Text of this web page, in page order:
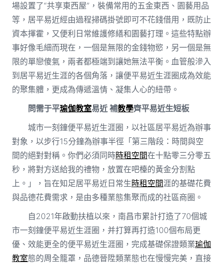
場設置了“共享東西屋”，裝備常用的五金東西、園藝用品
等，居平易近經由過程掃碼掛號即可不花錢借用，既防止
資本揮霍，又便利日常維護修繕和園藝打理。這些特點辦
事好像毛細而現在，一個是無限的金錢物慾，另一個是無
限的單戀傻氣，兩者都極端到讓她無法平衡。血管般滲入
到居平易近生涯的各個角落，讓便平易近生涯圈成為效能
的聚集體，更成為傳遞溫情、凝集人心的紐帶。
問需于平瑜伽教室易近 補教學齊平易近生短板
城市一刻鐘便平易近生涯圈，以社區居平易近為辦事
對象，以步行15分鐘為辦事半徑「第三階段：時間與空
間的絕對對稱。你們必須同時時租空間在十點零三分零五
秒，將對方送給我的禮物，放置在吧檯的黃金分割點
上。」，旨在知足居平易近日常生時租空間涯的基礎花費
與品德花費需求，是由多種業態集聚而成的社區商圈。
自2021年啟動扶植以來，南昌市累計打造了70個城
市一刻鐘便平易近生涯圈，并打算再打造100個布局更
優、效能更全的便平易近生涯圈，完成基礎保證類業瑜伽
教室態的周全籠罩，品德晉陞類業態也在慢慢完美，直接